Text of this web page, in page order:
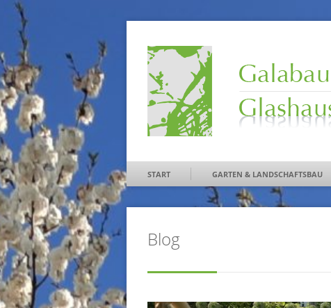
START GARTEN & LANDSCHAFTSBAU
Blog